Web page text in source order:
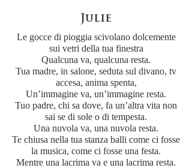
Julie
Le gocce di pioggia scivolano dolcemente
sui vetri della tua finestra
Qualcuna va, qualcuna resta.
Tua madre, in salone, seduta sul divano, tv
accesa, anima spenta,
Un’immagine va, un’immagine resta.
Tuo padre, chi sa dove, fa un’altra vita non
sai se di sole o di tempesta.
Una nuvola va, una nuvola resta.
Te chiusa nella tua stanza balli come ci fosse
la musica, come ci fosse una festa.
Mentre una lacrima va e una lacrima resta.